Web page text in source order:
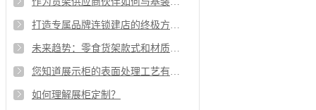
如何理解展柜定制？